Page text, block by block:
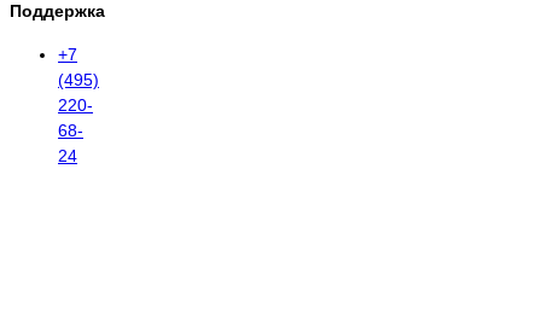
Поддержка
+7
(495)
220-
68-
24